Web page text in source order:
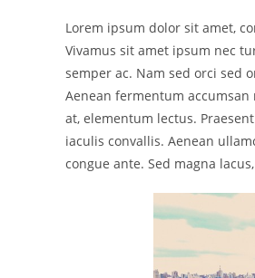
Lorem ipsum dolor sit amet,
Vivamus sit amet ipsum nec
semper ac. Nam sed orci sed
Aenean fermentum
at, elementum lectus.
iaculis convallis. Aenean
congue ante. Sed magna